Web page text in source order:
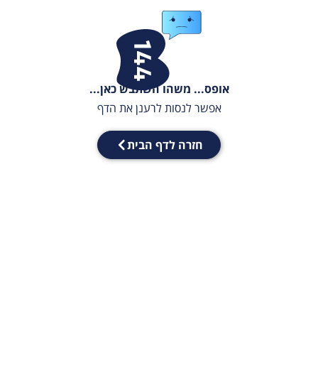
אופס... משהו השתבש כאן...
אפשר לנסות לרענן את הדף
חזרה לדף הבית